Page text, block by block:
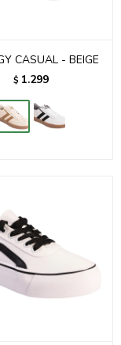
CASUAL - BEIGE
$ 1.299